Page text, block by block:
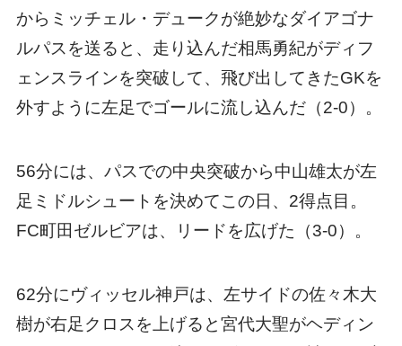
からミッチェル・デュークが絶妙なダイアゴナ
ルパスを送ると、走り込んだ相馬勇紀がディフ
ェンスラインを突破して、飛び出してきたGKを
外すように左足でゴールに流し込んだ（2-0）。
56分には、パスでの中央突破から中山雄太が左
足ミドルシュートを決めてこの日、2得点目。
FC町田ゼルビアは、リードを広げた（3-0）。
62分にヴィッセル神戸は、左サイドの佐々木大
樹が右足クロスを上げると宮代大聖がヘディン